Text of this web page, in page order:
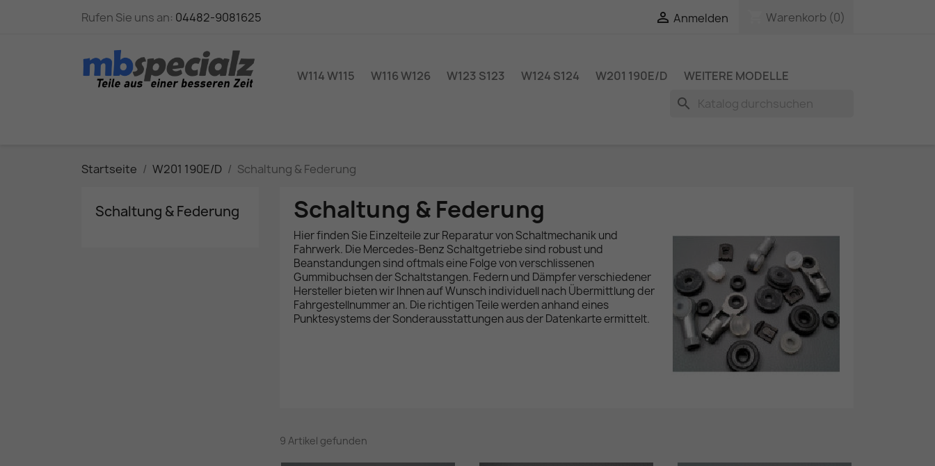
Rufen Sie uns an: 04482-9081625  Anmelden Warenkorb (0)
W114 W115 W116 W126 W123 S123 W124 S124 W201 190E/D WEITERE MODELLE
search
Startseite W201 190E/D Schaltung & Federung
Schaltung & Federung Schaltung & Federung
Hier finden Sie Einzelteile zur Reparatur von Schaltmechanik und
Fahrwerk. Die Mercedes-Benz Schaltgetriebe sind robust und
Beanstandungen sind oftmals eine Folge von verschlissenen
Gummibuchsen der Schaltstangen. Federn und Dämpfer verschiedener
Hersteller bieten wir Ihnen auf Wunsch individuell nach Übermittlung der
Fahrgestellnummer an. Die richtigen Teile werden anhand eines
Punktesystems der Sonderausstattungen aus der Datenkarte ermittelt.
9 Artikel gefunden